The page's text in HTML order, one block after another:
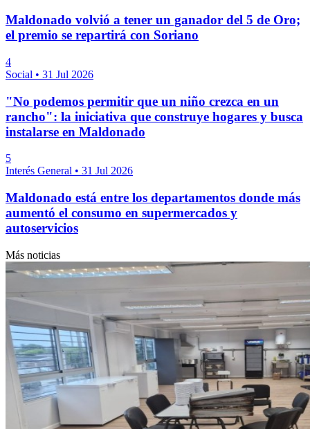
Maldonado volvió a tener un ganador del 5 de Oro;
el premio se repartirá con Soriano
4
Social • 31 Jul 2026
"No podemos permitir que un niño crezca en un
rancho": la iniciativa que construye hogares y busca
instalarse en Maldonado
5
Interés General • 31 Jul 2026
Maldonado está entre los departamentos donde más
aumentó el consumo en supermercados y
autoservicios
Más noticias